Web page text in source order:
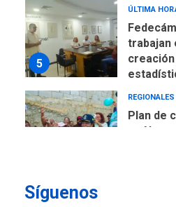
5
trabajan
creación
Plan de
en
Síguenos